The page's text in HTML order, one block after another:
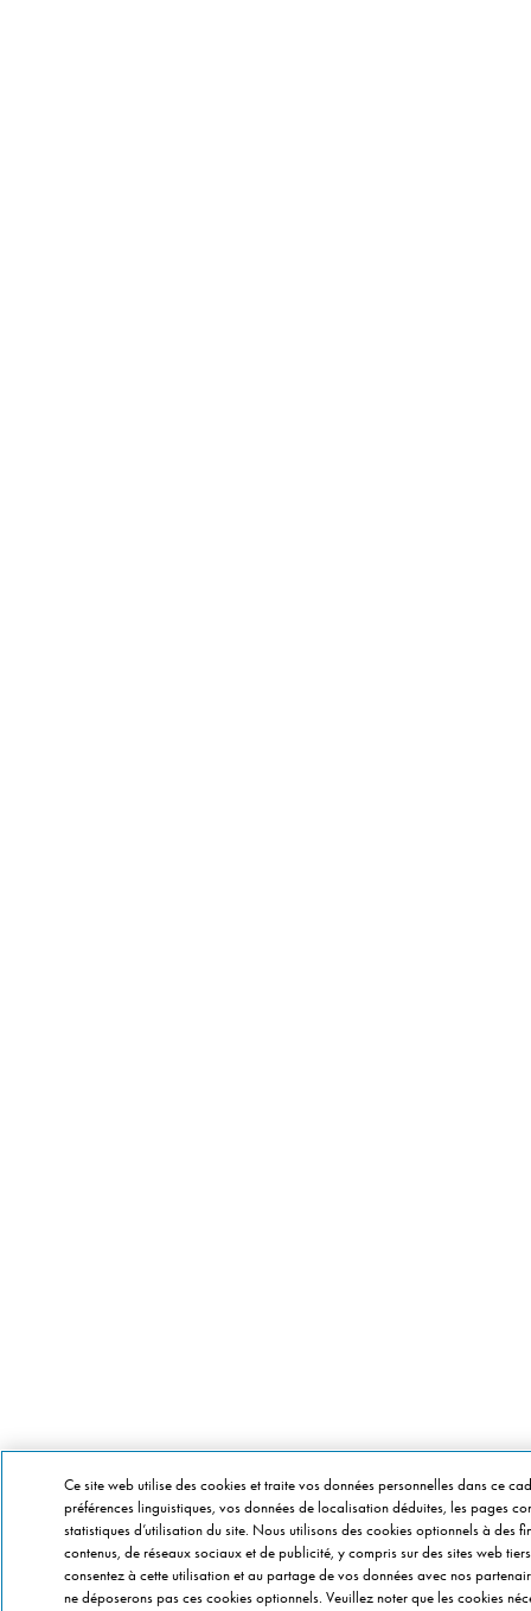
Ce site web utilise des cookies et traite vos données personnelles dans ce
préférences linguistiques, vos données de localisation déduites, les pages
statistiques d’utilisation du site. Nous utilisons des cookies optionnels à des
contenus, de réseaux sociaux et de publicité, y compris sur des sites web
consentez à cette utilisation et au partage de vos données avec nos
ne déposerons pas ces cookies optionnels. Veuillez noter que les cookies